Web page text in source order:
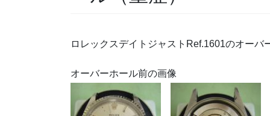
ロレックスデイトジャストRef.1601のオーバ
オーバーホール前の画像